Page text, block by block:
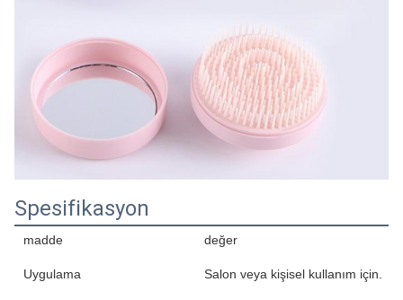
Spesifikasyon
madde değer
Uygulama Salon veya kişisel kullanım için.